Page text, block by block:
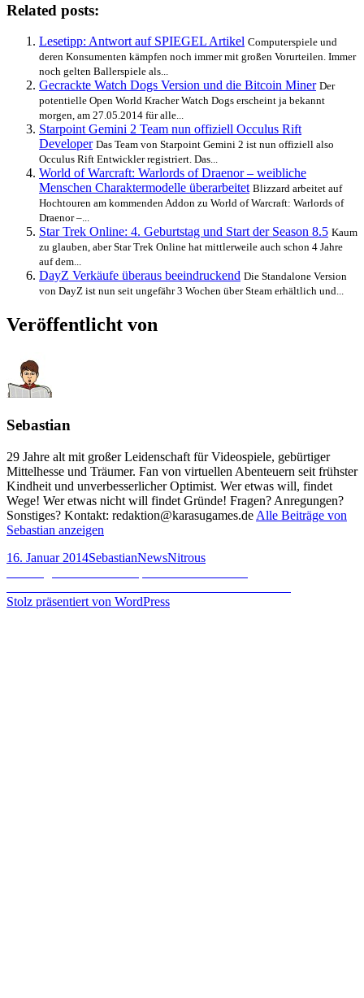
Related posts:
Lesetipp: Antwort auf SPIEGEL Artikel Computerspiele und
deren Konsumenten kämpfen noch immer mit großen Vorurteilen. Immer
noch gelten Ballerspiele als...
Gecrackte Watch Dogs Version und die Bitcoin Miner Der
potentielle Open World Kracher Watch Dogs erscheint ja bekannt
morgen, am 27.05.2014 für alle...
Starpoint Gemini 2 Team nun offiziell Occulus Rift
Developer Das Team von Starpoint Gemini 2 ist nun offiziell also
Occulus Rift Entwickler registriert. Das...
World of Warcraft: Warlords of Draenor – weibliche
Menschen Charaktermodelle überarbeitet Blizzard arbeitet auf
Hochtouren am kommenden Addon zu World of Warcraft: Warlords of
Draenor –...
Star Trek Online: 4. Geburtstag und Start der Season 8.5 Kaum
zu glauben, aber Star Trek Online hat mittlerweile auch schon 4 Jahre
auf dem...
DayZ Verkäufe überaus beeindruckend Die Standalone Version
von DayZ ist nun seit ungefähr 3 Wochen über Steam erhältlich und...
Veröffentlicht von
Sebastian
29 Jahre alt mit großer Leidenschaft für Videospiele, gebürtiger
Mittelhesse und Träumer. Fan von virtuellen Abenteuern seit frühster
Kindheit und unverbesserlicher Optimist. Wer etwas will, findet
Wege! Wer etwas nicht will findet Gründe! Fragen? Anregungen?
Sonstiges? Kontakt: redaktion@karasugames.de Alle Beiträge von
Sebastian anzeigen
Veröffentlicht
16. Januar 2014Autor
SebastianKategorien
NewsSchlagwörter
Nitrous
Beitragsnavigation
Beitrag:
Stolz präsentiert von WordPress